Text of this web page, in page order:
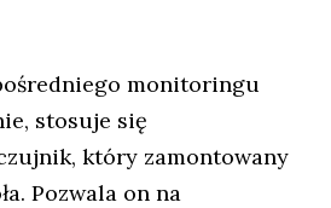
monitoringu
stosuje się
który zamontowany
Pozwala on na